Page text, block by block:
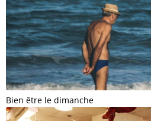
Bien être le dimanche